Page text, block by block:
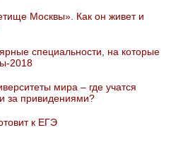
Москвы». Как он живет и
специальности, на которые
2018
мира – где учатся
за привидениями?
к ЕГЭ